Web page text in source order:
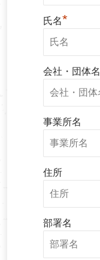
氏名*
会社・団体名
事業所名
住所
部署名